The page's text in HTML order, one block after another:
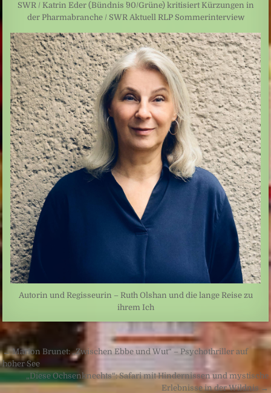
SWR / Katrin Eder (Bündnis `90/Grüne) kritisiert Kürzungen in
der Pharmabranche / SWR Aktuell RLP Sommerinterview
Autorin und Regisseurin – Ruth Olshan und die lange Reise zu
ihrem Ich
Beitragsnavigation
← Marion Brunet: „Zwischen Ebbe und Wut“ – Psychothriller auf
hoher See
„Diese Ochsenknechts“: Safari mit Hindernissen und mystische
Erlebnisse in der Wildnis →